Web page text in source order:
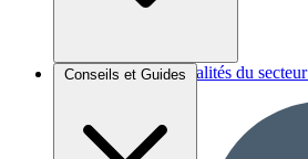
Brèves et actus Actualités du secteur
Conseils et Guides